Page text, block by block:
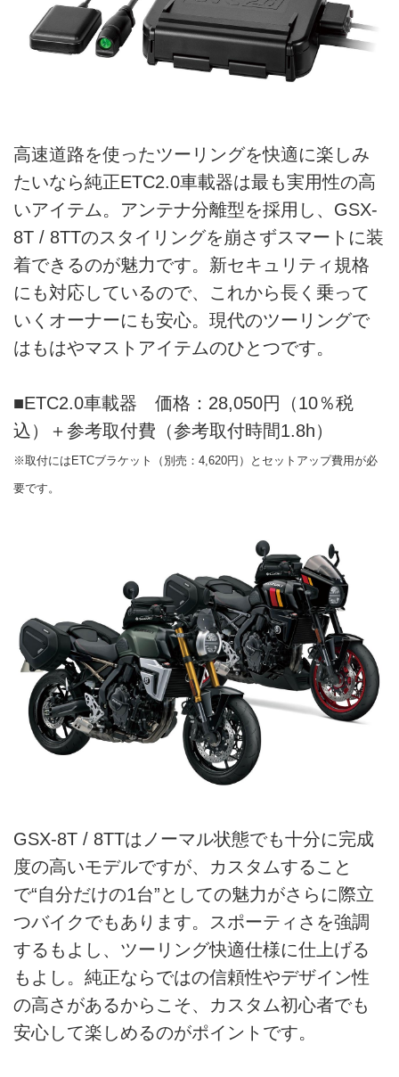
高速道路を使ったツーリングを快適に楽しみ
たいなら純正ETC2.0車載器は最も実用性の高
いアイテム。アンテナ分離型を採用し、GSX-
8T / 8TTのスタイリングを崩さずスマートに装
着できるのが魅力です。新セキュリティ規格
にも対応しているので、これから長く乗って
いくオーナーにも安心。現代のツーリングで
はもはやマストアイテムのひとつです。
■ETC2.0車載器 価格：28,050円（10％税
込）＋参考取付費（参考取付時間1.8h）
※取付にはETCブラケット（別売：4,620円）とセットアップ費用が必
要です。
GSX-8T / 8TTはノーマル状態でも十分に完成
度の高いモデルですが、カスタムすること
で“自分だけの1台”としての魅力がさらに際立
つバイクでもあります。スポーティさを強調
するもよし、ツーリング快適仕様に仕上げる
もよし。純正ならではの信頼性やデザイン性
の高さがあるからこそ、カスタム初心者でも
安心して楽しめるのがポイントです。